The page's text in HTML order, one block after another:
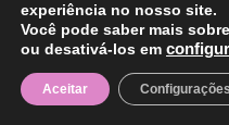
experiência no nosso site.
Você pode saber mais
ou desativá-los em
Aceitar Configurações